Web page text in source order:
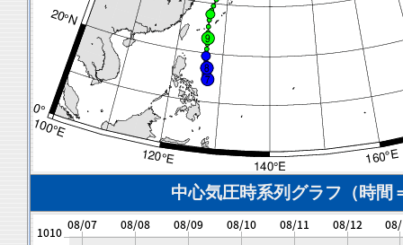
中心気圧時系列グラフ（時間